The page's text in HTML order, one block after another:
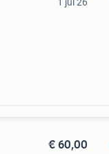
€ 60,00